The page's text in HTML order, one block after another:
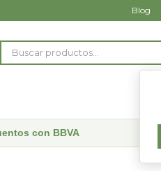
Blog
con BBVA